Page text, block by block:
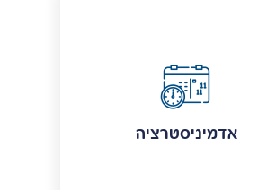
אדמיניסטרציה